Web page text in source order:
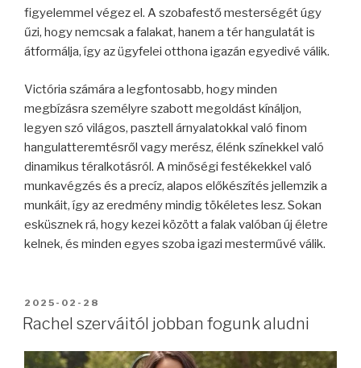
figyelemmel végez el. A szobafestő mesterségét úgy
űzi, hogy nemcsak a falakat, hanem a tér hangulatát is
átformálja, így az ügyfelei otthona igazán egyedivé válik.
Victória számára a legfontosabb, hogy minden
megbízásra személyre szabott megoldást kínáljon,
legyen szó világos, pasztell árnyalatokkal való finom
hangulatteremtésről vagy merész, élénk színekkel való
dinamikus téralkotásról. A minőségi festékekkel való
munkavégzés és a precíz, alapos előkészítés jellemzik a
munkáit, így az eredmény mindig tökéletes lesz. Sokan
esküsznek rá, hogy kezei között a falak valóban új életre
kelnek, és minden egyes szoba igazi mesterművé válik.
BEKÜLDVE:
2025-02-28
Rachel szerváitól jobban fogunk aludni